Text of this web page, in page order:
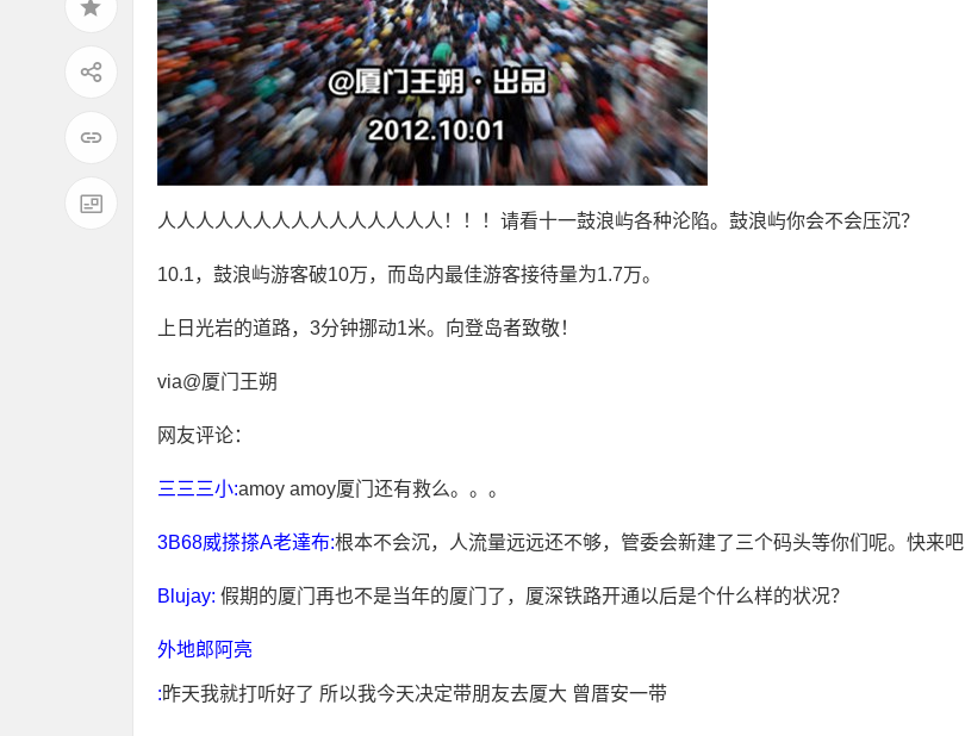
人人人人人人人人人人人人人人人！！！请看十一鼓浪屿各种沦陷。鼓浪屿你会不会压沉？
10.1，鼓浪屿游客破10万，而岛内最佳游客接待量为1.7万。
上日光岩的道路，3分钟挪动1米。向登岛者致敬！
via@厦门王朔
网友评论：
三三三小:amoy amoy厦门还有救么。。。
3B68威搽搽A老達布:根本不会沉，人流量远远还不够，管委会新建了三个码头等你们呢。快来吧
Blujay: 假期的厦门再也不是当年的厦门了，厦深铁路开通以后是个什么样的状况？
外地郎阿亮
:昨天我就打听好了 所以我今天决定带朋友去厦大 曾厝安一带